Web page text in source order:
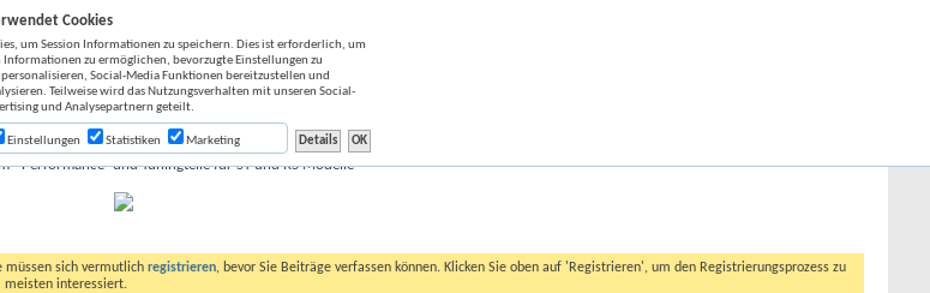
- Performance- und Tuningteile für ST und RS Modelle
müssen sich vermutlich registrieren, bevor Sie Beiträge verfassen können. Klicken Sie oben auf 'Registrieren', um den Registrierungsprozess zu
meisten interessiert.
Cookies
um Session Informationen zu speichern. Dies ist erforderlich, um
Informationen zu ermöglichen, bevorzugte Einstellungen zu
Social-Media Funktionen bereitzustellen und
Teilweise wird das Nutzungsverhalten mit unseren Social-
und Analysepartnern geteilt.
Einstellungen Statistiken Marketing